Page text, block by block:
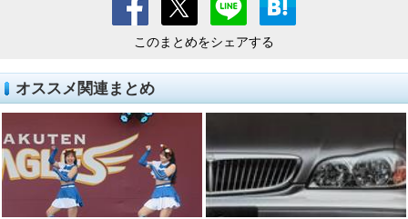
このまとめをシェアする
オススメ関連まとめ